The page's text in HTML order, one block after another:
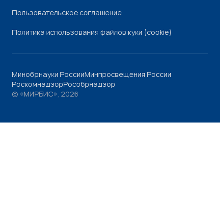
Пользовательское соглашение
Политика использования файлов куки (cookie)
Минобрнауки РоссииМинпросвещения России
РоскомнадзорРособрнадзор
© «МИРБИС», 2026